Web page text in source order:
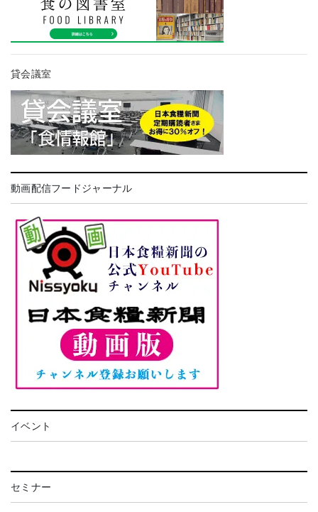
貸会議室
動画配信フードジャーナル
イベント
セミナー